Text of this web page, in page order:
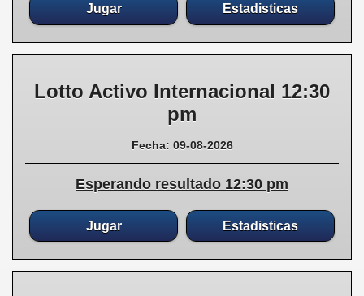
Jugar Estadisticas
Lotto Activo Internacional 12:30
pm
Fecha: 09-08-2026
Esperando resultado 12:30 pm
Jugar Estadisticas